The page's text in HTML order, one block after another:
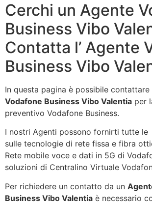
Cerchi un Agente
Business Vibo
Contatta l’ Agente
Business Vibo
In questa pagina è possibile contattare
Vodafone Business Vibo Valentia per
preventivo Vodafone Business.
I nostri Agenti possono fornirti tutte le
sulle tecnologie di rete fissa e fibra
Rete mobile voce e dati in 5G di
soluzioni di Centralino Virtuale
Per richiedere un contatto da un
Business Vibo Valentia è necessario